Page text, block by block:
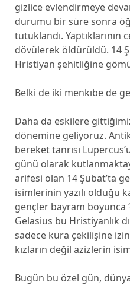
gizlice evlendirmeye
durumu bir süre sonra
tutuklandı. Yaptıklarının
dövülerek öldürüldü. 14
Hristiyan şehitliğine
Belki de iki menkıbe de
Daha da eskilere
dönemine geliyoruz.
bereket tanrısı
günü olarak
arifesi olan 14 Şubat’ta
isimlerinin yazılı olduğu
gençler bayram boyunca
Gelasius bu Hristiyanlık
sadece kura çekilişine
kızların değil azizlerin
Bugün bu özel gün,